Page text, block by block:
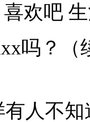
欢吧
吗？
人不